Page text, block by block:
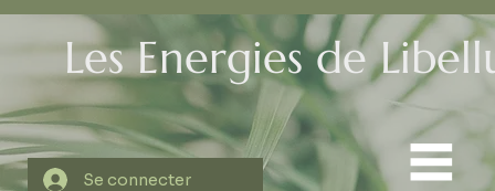
Les Energies de
Se connecter